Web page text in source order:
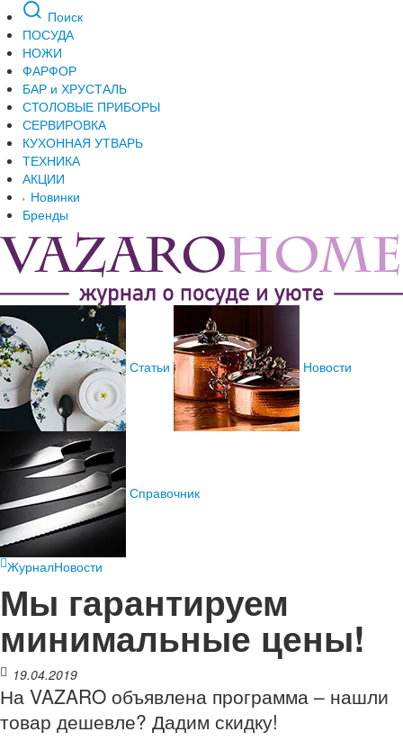
Поиск
ПОСУДА
НОЖИ
ФАРФОР
БАР и ХРУСТАЛЬ
СТОЛОВЫЕ ПРИБОРЫ
СЕРВИРОВКА
КУХОННАЯ УТВАРЬ
ТЕХНИКА
АКЦИИ
Новинки
Бренды
Статьи Новости
Справочник
ЖурналНовости
Мы гарантируем
минимальные цены!
19.04.2019
На VAZARO объявлена программа – нашли
товар дешевле? Дадим скидку!